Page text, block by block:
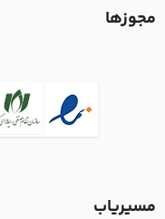
مجوزها
مسیریاب